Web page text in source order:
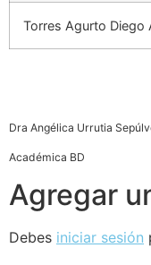
Torres Agurto Diego
Dra Angélica Urrutia
Académica BD
Agregar
Debes iniciar sesión